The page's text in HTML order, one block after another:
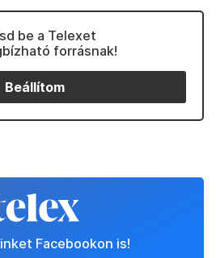
be a Telexet
forrásnak!
Beállítom
Facebookon is!